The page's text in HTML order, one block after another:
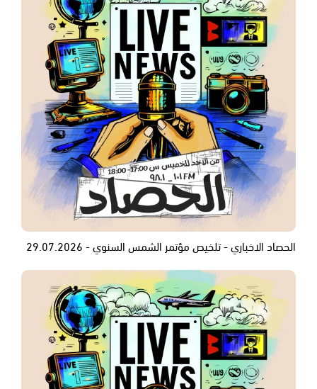
الحصاد الاخباري - تلخيص مؤتمر الشمس السنوي - 29.07.2026